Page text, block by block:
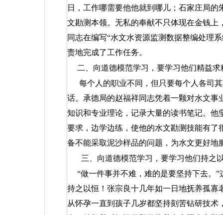
日，工作哪需要他他就到哪儿；石家庄局
文勘测本领。无私的奉献不只体现在金钱
同志在编写“水文水资源监测数据整编处理
责地完成了工作任务。
二、向道德模范学习，要学习他们精益求
每个人的职业不同，但只要每个人各司
话。承德局的赵福祥同志凭着一颗对水文
知识和专业理论，记录大量的读书笔记。
要求，边学边练，使他的水文勘测技能有
备不能采取泥沙样品的问题，为水文更好地
三、向道德模范学习，要学习他们持之
“做一件事并不难，难的是要坚持下去。
持之以恒！张宗良十几年如一日地抚养孤
从怀孕一直到孩子几岁都坚持刻苦钻研技